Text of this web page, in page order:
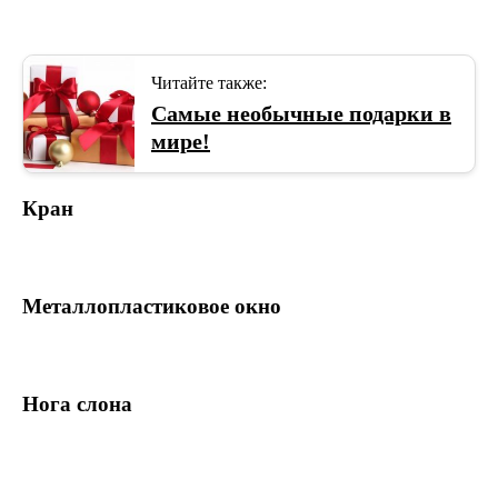
Читайте также:
Самые необычные подарки в
мире!
Кран
Металлопластиковое окно
Нога слона